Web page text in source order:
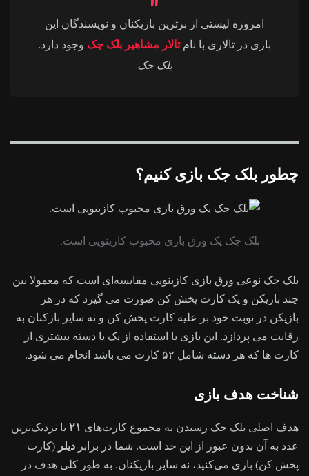
امروزه لیستی از برترین بازیکنان و نویسندگان این
بازی در تالاری با نامتالار مشاهیر بلک جک وجود دارد.
بلک جک
چطور بلک جک بازی کنیم؟
بلک جک یک ورق بازی محبوب کازینویی است.
بلک ‌جک نوعی ورق‌ بازی کازینویی مقایسه‌ای است که معمولا بین
چند بازیکن و یک کارت ‌پخش‌ کن صورت می گیرد که در هر
بازیکن در نوبت خود بر علیه کارت پخش کن و نه سایر بازکنان به
رقابت می پردازد. این بازی با استفاده از یک یا دسته بیشتری از
کارت ها که هر دسته شامل ۵۲ کارت می باشد انجام می شود.
شناخت هدف بازی
هدف اصلی بلک جک رسیدن به مجموع کارت‌های ۲۱ یا نزدیک‌ترین
عدد به آن بدون عبور از این حد است. شما در برابر دیلر (کارت‌
پخش‌ کن) بازی می‌کنید، نه سایر بازیکنان. به طور کلی هدف در